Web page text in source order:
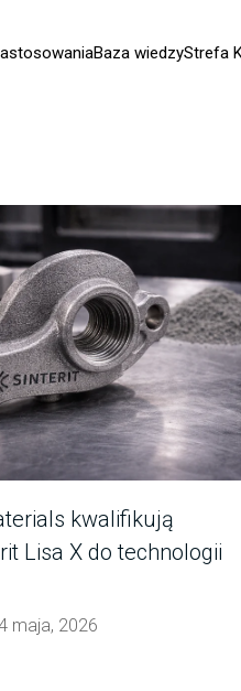
Baza wiedzyStrefa
kwalifikują
Lisa X do technologii
maja, 2026